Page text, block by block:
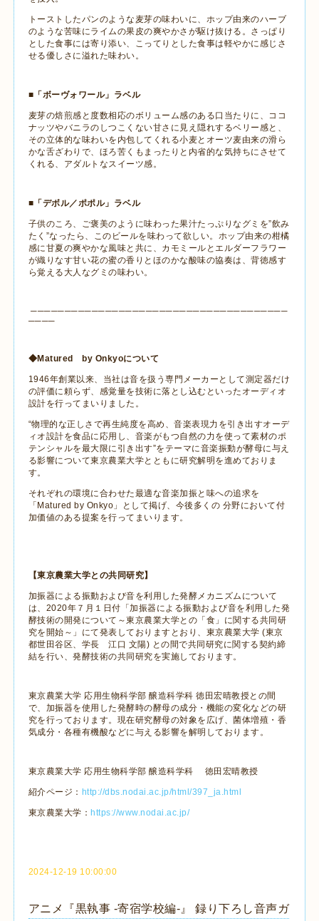
トーストしたパンのような麦芽の味わいに、ホップ由来のハーブ
のような苦味にライムの果皮の爽やかさが駆け抜ける。さっぱり
とした食事には寄り添い、こってりとした食事は軽やかに感じさ
せる優しさに溢れた味わい。
■「ボーヴォワール」ラベル
麦芽の焙煎感と度数相応のボリューム感のある口当たりに、ココ
ナッツやバニラのしつこくない甘さに見え隠れするベリー感と、
その立体的な味わいを内包してくれる小麦とオーツ麦由来の滑ら
かな舌ざわりで、ほろ苦くもまったりと内省的な気持ちにさせて
くれる、アダルトなスイーツ感。
■「デボル／ポポル」ラベル
子供のころ、ご褒美のように味わった果汁たっぷりなグミを”飲み
たく”なったら、このビールを味わって欲しい。ホップ由来の柑橘
感に甘夏の爽やかな風味と共に、カモミールとエルダーフラワー
が織りなす甘い花の蜜の香りとほのかな酸味の協奏は、背徳感す
ら覚える大人なグミの味わい。
──────────────────────────────────────
────
◆Matured by Onkyoについて
1946年創業以来、当社は音を扱う専門メーカーとして測定器だけ
の評価に頼らず、感覚量を技術に落とし込むといったオーディオ
設計を行ってまいりました。
“物理的な正しさで再生純度を高め、音楽表現力を引き出すオーデ
ィオ設計を食品に応用し、音楽がもつ自然の力を使って素材のポ
テンシャルを最大限に引き出す”をテーマに音楽振動が酵母に与え
る影響について東京農業大学とともに研究解明を進めておりま
す。
それぞれの環境に合わせた最適な音楽加振と味への追求を
「 Matured by Onkyo 」として掲げ、今後多くの 分野において付
加価値のある提案を行ってまいります。
【東京農業大学との共同研究】
加振器による振動および音を利用した発酵メカニズムについて
は、 2020年７月１日付「加振器による振動および音を利用した発
酵技術の開発について～東京農業大学との「食」に関する共同研
究を開始～」にて発表しておりますとおり、東京農業大学 (東京
都世田谷区、学長 江口 文陽) との間で共同研究に関する契約締
結を行い、発酵技術の共同研究を実施しております。
東京農業大学 応用生物科学部 醸造科学科 徳田宏晴教授との間
で、加振器を使用した発酵時の酵母の成分・機能の変化などの研
究を行っております。現在研究酵母の対象を広げ、菌体増殖・香
気成分・各種有機酸などに与える影響を解明しております。
東京農業大学 応用生物科学部 醸造科学科 徳田宏晴教授
紹介ページ： http://dbs.nodai.ac.jp/html/397_ja.html
東京農業大学： https://www.nodai.ac.jp/
2024-12-19 10:00:00
アニメ『黒執事 -寄宿学校編-』 録り下ろし音声ガ